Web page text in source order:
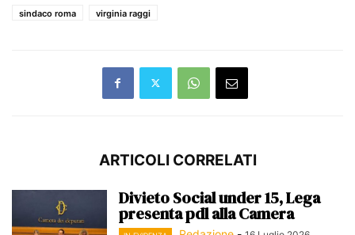
sindaco roma
virginia raggi
ARTICOLI CORRELATI
Divieto Social under 15, Lega
presenta pdl alla Camera